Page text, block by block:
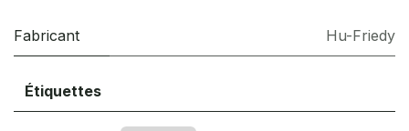
Fabricant Hu-Friedy
Étiquettes